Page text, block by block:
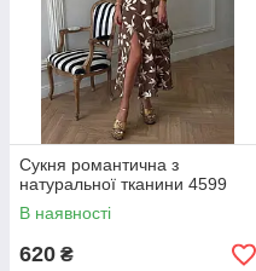
Сукня романтична з
натуральної тканини 4599
В наявності
620 ₴